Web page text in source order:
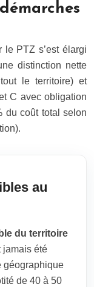
le PTZ s’est élargi
distinction nette
le territoire) et
C avec obligation
du coût total selon
au
du territoire
jamais été
géographique
de 40 à 50